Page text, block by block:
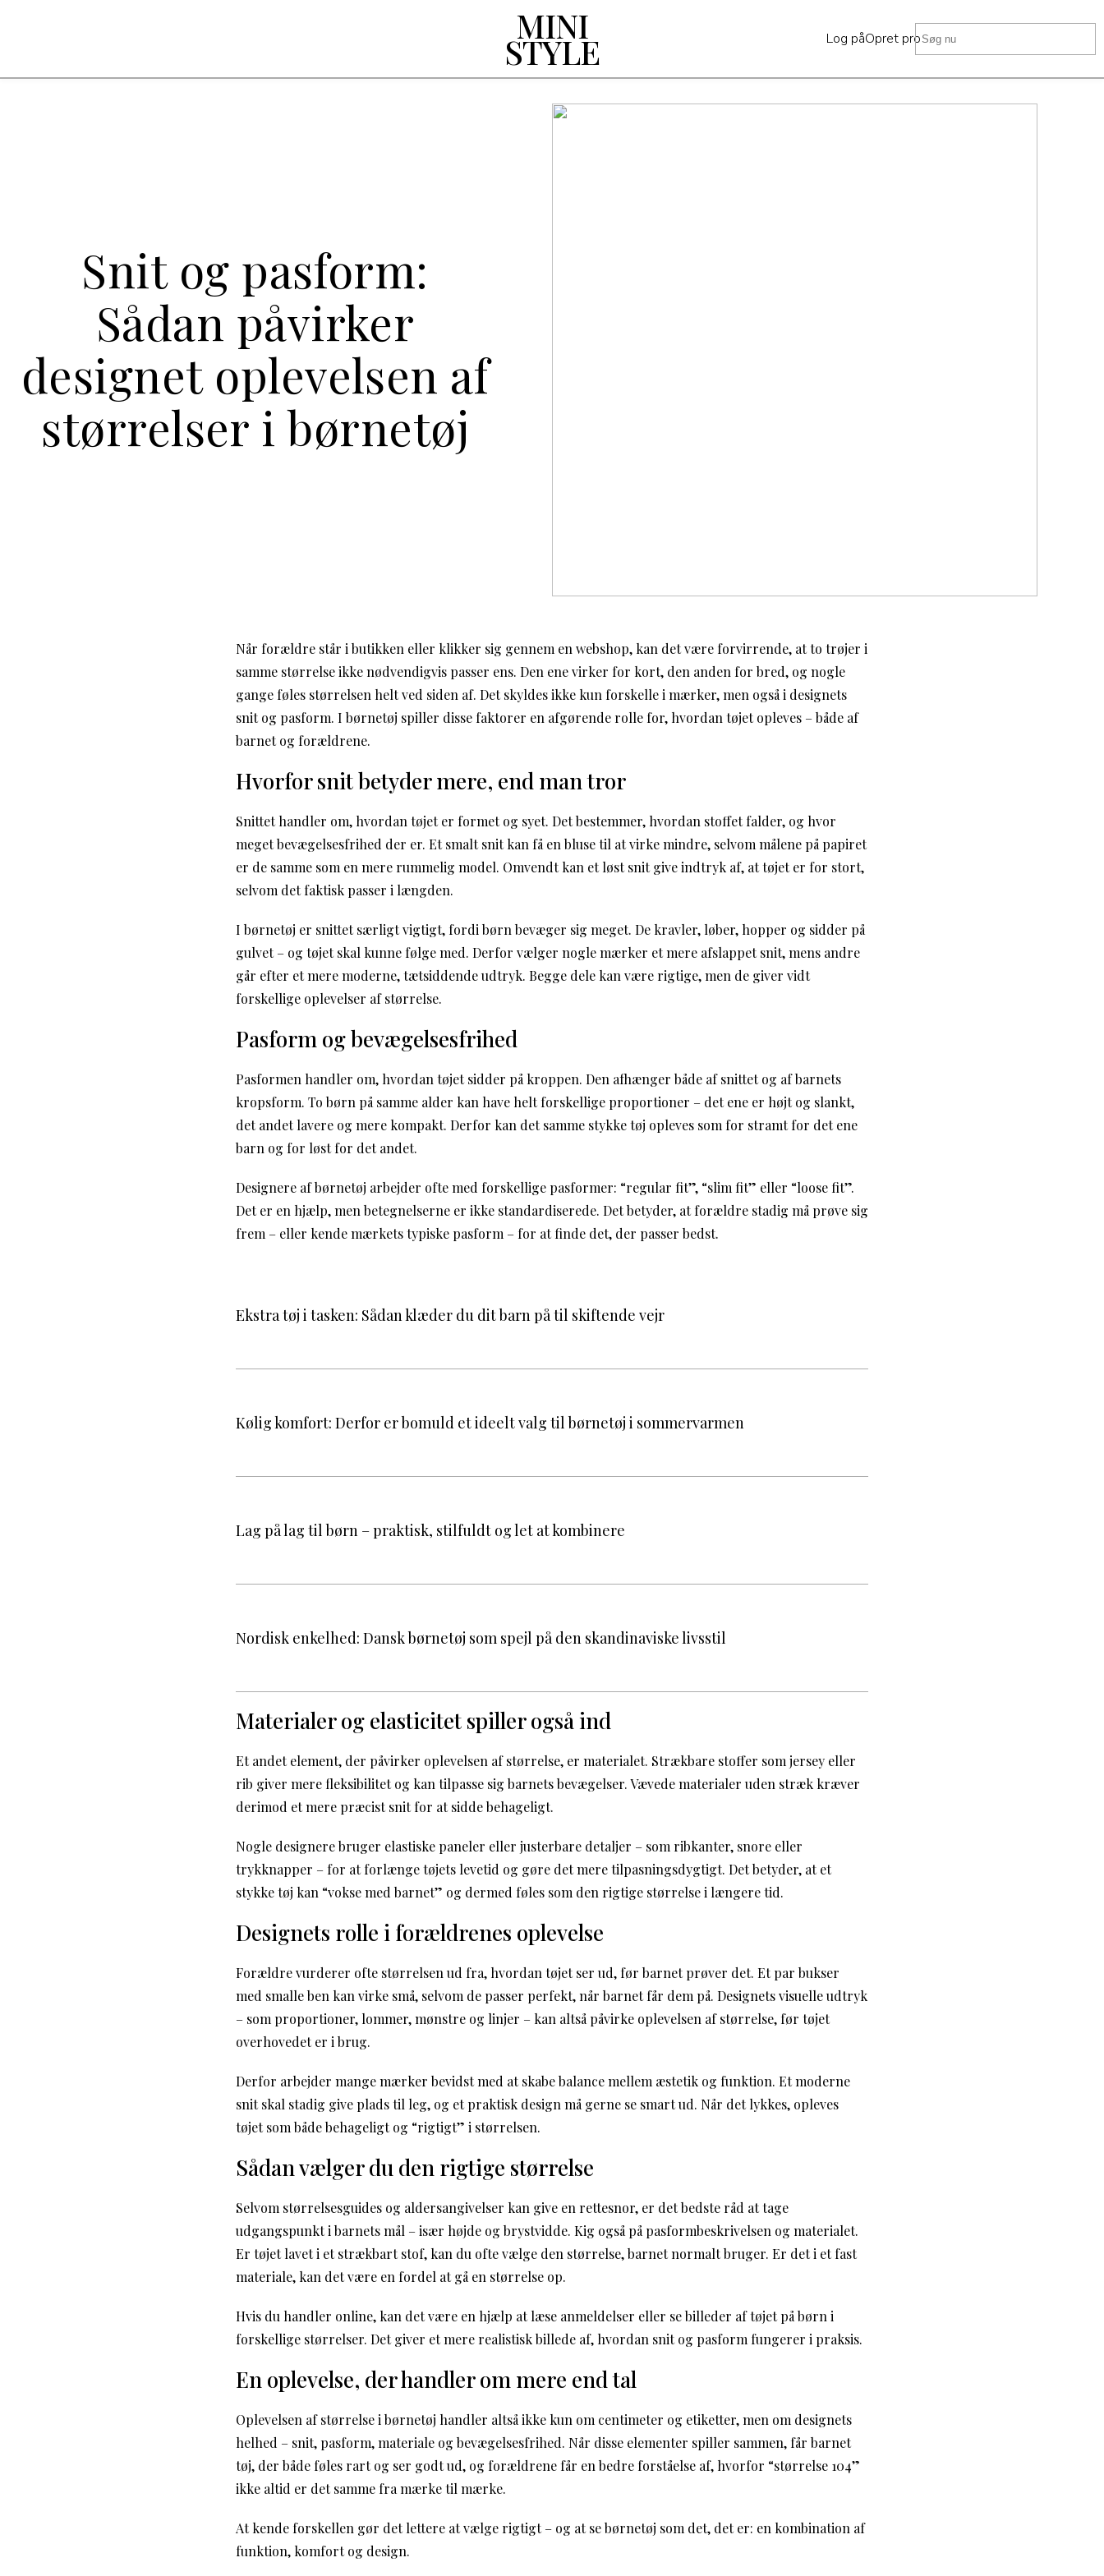
MINI
STYLE Log påOpret profil
Snit og pasform:
Sådan påvirker
designet oplevelsen af
størrelser i børnetøj
Når forældre står i butikken eller klikker sig gennem en webshop, kan det være forvirrende, at to trøjer i
samme størrelse ikke nødvendigvis passer ens. Den ene virker for kort, den anden for bred, og nogle
gange føles størrelsen helt ved siden af. Det skyldes ikke kun forskelle i mærker, men også i designets
snit og pasform. I børnetøj spiller disse faktorer en afgørende rolle for, hvordan tøjet opleves – både af
barnet og forældrene.
Hvorfor snit betyder mere, end man tror
Snittet handler om, hvordan tøjet er formet og syet. Det bestemmer, hvordan stoffet falder, og hvor
meget bevægelsesfrihed der er. Et smalt snit kan få en bluse til at virke mindre, selvom målene på papiret
er de samme som en mere rummelig model. Omvendt kan et løst snit give indtryk af, at tøjet er for stort,
selvom det faktisk passer i længden.
I børnetøj er snittet særligt vigtigt, fordi børn bevæger sig meget. De kravler, løber, hopper og sidder på
gulvet – og tøjet skal kunne følge med. Derfor vælger nogle mærker et mere afslappet snit, mens andre
går efter et mere moderne, tætsiddende udtryk. Begge dele kan være rigtige, men de giver vidt
forskellige oplevelser af størrelse.
Pasform og bevægelsesfrihed
Pasformen handler om, hvordan tøjet sidder på kroppen. Den afhænger både af snittet og af barnets
kropsform. To børn på samme alder kan have helt forskellige proportioner – det ene er højt og slankt,
det andet lavere og mere kompakt. Derfor kan det samme stykke tøj opleves som for stramt for det ene
barn og for løst for det andet.
Designere af børnetøj arbejder ofte med forskellige pasformer: “regular fit”, “slim fit” eller “loose fit”.
Det er en hjælp, men betegnelserne er ikke standardiserede. Det betyder, at forældre stadig må prøve sig
frem – eller kende mærkets typiske pasform – for at finde det, der passer bedst.
Ekstra tøj i tasken: Sådan klæder du dit barn på til skiftende vejr
Kølig komfort: Derfor er bomuld et ideelt valg til børnetøj i sommervarmen
Lag på lag til børn – praktisk, stilfuldt og let at kombinere
Nordisk enkelhed: Dansk børnetøj som spejl på den skandinaviske livsstil
Materialer og elasticitet spiller også ind
Et andet element, der påvirker oplevelsen af størrelse, er materialet. Strækbare stoffer som jersey eller
rib giver mere fleksibilitet og kan tilpasse sig barnets bevægelser. Vævede materialer uden stræk kræver
derimod et mere præcist snit for at sidde behageligt.
Nogle designere bruger elastiske paneler eller justerbare detaljer – som ribkanter, snore eller
trykknapper – for at forlænge tøjets levetid og gøre det mere tilpasningsdygtigt. Det betyder, at et
stykke tøj kan “vokse med barnet” og dermed føles som den rigtige størrelse i længere tid.
Designets rolle i forældrenes oplevelse
Forældre vurderer ofte størrelsen ud fra, hvordan tøjet ser ud, før barnet prøver det. Et par bukser
med smalle ben kan virke små, selvom de passer perfekt, når barnet får dem på. Designets visuelle udtryk
– som proportioner, lommer, mønstre og linjer – kan altså påvirke oplevelsen af størrelse, før tøjet
overhovedet er i brug.
Derfor arbejder mange mærker bevidst med at skabe balance mellem æstetik og funktion. Et moderne
snit skal stadig give plads til leg, og et praktisk design må gerne se smart ud. Når det lykkes, opleves
tøjet som både behageligt og “rigtigt” i størrelsen.
Sådan vælger du den rigtige størrelse
Selvom størrelsesguides og aldersangivelser kan give en rettesnor, er det bedste råd at tage
udgangspunkt i barnets mål – især højde og brystvidde. Kig også på pasformbeskrivelsen og materialet.
Er tøjet lavet i et strækbart stof, kan du ofte vælge den størrelse, barnet normalt bruger. Er det i et fast
materiale, kan det være en fordel at gå en størrelse op.
Hvis du handler online, kan det være en hjælp at læse anmeldelser eller se billeder af tøjet på børn i
forskellige størrelser. Det giver et mere realistisk billede af, hvordan snit og pasform fungerer i praksis.
En oplevelse, der handler om mere end tal
Oplevelsen af størrelse i børnetøj handler altså ikke kun om centimeter og etiketter, men om designets
helhed – snit, pasform, materiale og bevægelsesfrihed. Når disse elementer spiller sammen, får barnet
tøj, der både føles rart og ser godt ud, og forældrene får en bedre forståelse af, hvorfor “størrelse 104”
ikke altid er det samme fra mærke til mærke.
At kende forskellen gør det lettere at vælge rigtigt – og at se børnetøj som det, det er: en kombination af
funktion, komfort og design.